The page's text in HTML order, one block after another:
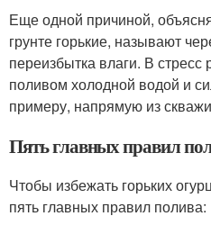
Еще одной причиной,
грунте горькие, называют
переизбытка влаги. В стресс
поливом холодной водой и
примеру, напрямую из
Пять главных правил
Чтобы избежать горьких
пять главных правил полива: